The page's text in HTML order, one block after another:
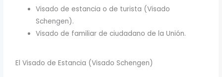
Visado de estancia o de turista (Visado
Schengen).
Visado de familiar de ciudadano de la Unión.
El Visado de Estancia (Visado Schengen)